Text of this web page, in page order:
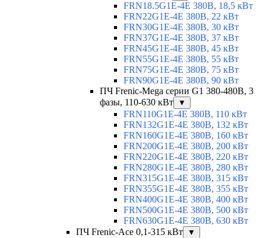
FRN18.5G1E-4E 380В, 18,5 кВт
FRN22G1E-4E 380В, 22 кВт
FRN30G1E-4E 380В, 30 кВт
FRN37G1E-4E 380В, 37 кВт
FRN45G1E-4E 380В, 45 кВт
FRN55G1E-4E 380В, 55 кВт
FRN75G1E-4E 380В, 75 кВт
FRN90G1E-4E 380В, 90 кВт
ПЧ Frenic-Mega серии G1 380-480В, 3
фазы, 110-630 кВт
▼
FRN110G1E-4E 380В, 110 кВт
FRN132G1E-4E 380В, 132 кВт
FRN160G1E-4E 380В, 160 кВт
FRN200G1E-4E 380В, 200 кВт
FRN220G1E-4E 380В, 220 кВт
FRN280G1E-4E 380В, 280 кВт
FRN315G1E-4E 380В, 315 кВт
FRN355G1E-4E 380В, 355 кВт
FRN400G1E-4E 380В, 400 кВт
FRN500G1E-4E 380В, 500 кВт
FRN630G1E-4E 380В, 630 кВт
ПЧ Frenic-Ace 0,1-315 кВт
▼